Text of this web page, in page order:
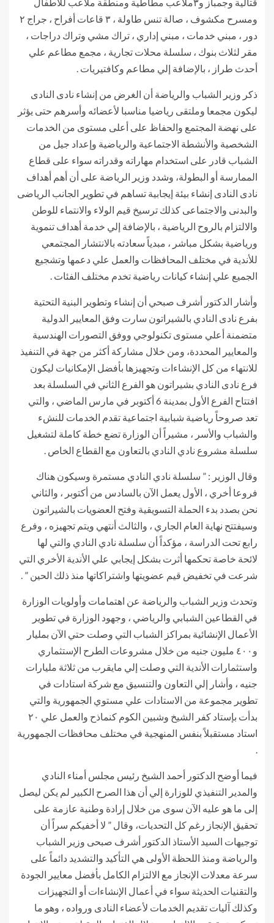
ومسرح مكشوف ، صالة تنس طاولة ، ٣ قاعات أفراح ، جراج ٢
دور ، مبني خدمات ، مبني إداري ، تراك مشي وتراك دراجات ،
مقر لثلاث بنوك ، سلسلة محلات تجارية ، مجمع مطاعم علي
أحدث طراز ، بالإضافة إلي مطاعم وكافتيريات .
ذكر وزير الشباب والرياضة أن الغرض من إنشاء نادى النادى
ليكون مجمعا وملتقى رياضيا مناسبا لأعضائه وأسرهم حتى يؤثر
على نهضة المجتمع والحفاظ على أعلى مستوى من الخدمات
الشخصية والأنشطة الاجتماعية والرياضية وإعداد جيل من
الشباب قادر على استخدام مهاراته وقدراته سواء على قطاع
الممارسة أو البطولة، وشدد وزير الرياضة على أن أهم أهداف
نادى النادى إنشاء بيئة إيجابية تساهم في تطوير الجانب الرياضى
والبدنى والاجتماعى كذلك ترسيخ قيم الولاء والانتماء للوطن
والالتزام بالروح الرياضية ، بالإضافة إلي خدمة أهداف تنموية
ورياضية بشكل مباشر ، مبدياً سعادته بالانتشار المجتمعي
للأندية في مختلف المحافظات والعمل علي دعمها وتشجيع
الجميع علي إنشاء كيانات رياضية تخدم مختلف الفئات .
وأشار الدكتور أشرف صبحي أن إنشاء وتطوير البنية التحتية
بفرع نادى النادي بالشيراتون سارت وفق المعايير الدولية
متضمنة أعلي مستوى تكنولوجي ووفق التصورات الهندسية
والمعايير المحددة، ومن خلال مشاركة أكثر من جهة في التنفيذ
للانتهاء من كل الإنشاءات وتجهيزها بأفضل الإمكانيات ليكون
فرع نادى النادي بشيراتون هو الفرع الثاني في السلسلة بعد
افتتاح الفرع الأول بمدينة 6 أكتوبر في مارس الماضي ، والتي
تعد صروحاً رياضية شبابية اجتماعية تقدم الخدمات للنشء
والشباب والأسر ، مشيراً أن الوزارة تضع خطة كاملة لتشغيل
سلسلة مشروع نادي النادي بالتعاون مع القطاع الخاص .
وقال الوزير : ” سلسلة نادي النادي مستمرة وسيكون هناك
فروعا أخري ، الأول يعمل الآن بالسادس من أكتوبر ، والثاني
نحن بصدد بدء الحملة التسويقية وفتح العضويات بالشيراتون
وسيفتتح نهاية العام الجاري ، والثالث أنتهي ويتم تجهيزه ، وفرع
رابع تحت الدراسة ، مؤكداً أن سلسلة نادي النادي والتي لها
لائحة خاصة تحكمها أثرت بشكل إيجابي علي الأندية الأخري التي
شرعت في تخفيض قيم عضويتها واشتراكاتها منذ ذلك الحين ” .
وتحدث وزير الشباب والرياضة عن اهتمامات وأولويات الوزارة
في القطاعين الشبابي والرياضي ، وجهود الوزارة في تطوير
الأعمال الإنشائية بمراكز الشباب التي وصلت حتي الآن بمليار
و٤٠٠ مليون جنيه من خلال مشروعات الطرح الإستثماري
واستثمارات الأندية التي وصلت إلي مايقرب من ثلاثة مليارات
جنيه ، وأشار إلي التعاون والتنسيق مع شركة استادات في
تطوير مجموعة من الاستادات علي مستوي الجمهورية والتي
بدأت بإستاد كفر الشيخ وشبين الكوم كنماذح والعمل علي ٢٠
استاد مستقبلاً بنفس المنهجية في مختلف محافظات الجمهورية
فيما أوضح الدكتور أحمد الشيخ رئيس مجلس أمناء النادي
والمدير التنفيذي للوزارة إلي أن هذا الصرح الكبير لم يكن ليصل
إلى ما هو عليه الآن سوى من خلال إرادة وطنية عازمة على
تحقيق الإنجاز رغم كل التحديات، وقال ” لا أخفيكم سراً أن
توجيهات السيد الأستاذ الدكتور أشرف صبحى وزير الشباب
والرياضة ومنذ اللحظة الأولى هي التأكيد والتشديد دائماً على
سرعة معدلات الإنجاز مع الالتزام الكامل بأفضل معايير الجودة
والتقنيات الحديثة سواء في أعمال الإنشاءات أو التجهيزات
وكذلك آليات تقديم الخدمات لأعضاء النادى ورواده ، وهو ما